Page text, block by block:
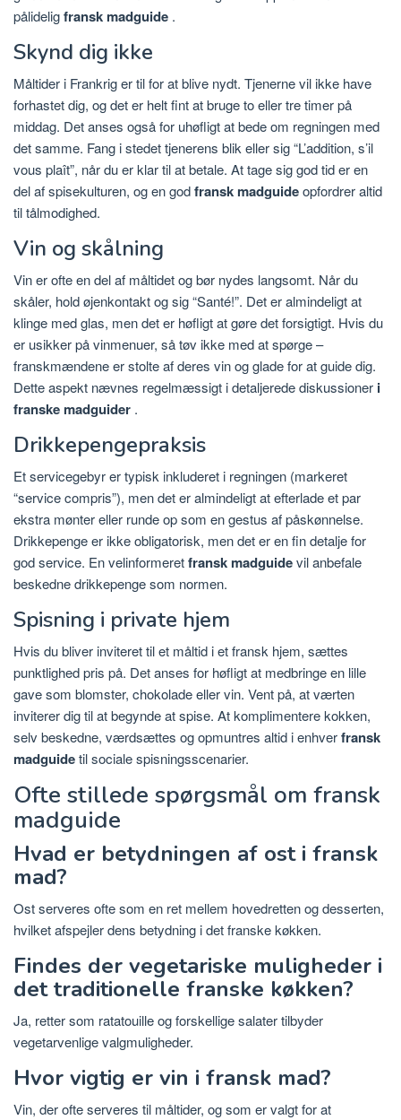
pålideligfransk madguide .
Skynd dig ikke
Måltider i Frankrig er til for at blive nydt. Tjenerne vil ikke have
forhastet dig, og det er helt fint at bruge to eller tre timer på
middag. Det anses også for uhøfligt at bede om regningen med
det samme. Fang i stedet tjenerens blik eller sig “L’addition, s’il
vous plaît”, når du er klar til at betale. At tage sig god tid er en
del af spisekulturen, og en godfransk madguideopfordrer altid
til tålmodighed.
Vin og skålning
Vin er ofte en del af måltidet og bør nydes langsomt. Når du
skåler, hold øjenkontakt og sig “Santé!”. Det er almindeligt at
klinge med glas, men det er høfligt at gøre det forsigtigt. Hvis du
er usikker på vinmenuer, så tøv ikke med at spørge –
franskmændene er stolte af deres vin og glade for at guide dig.
Dette aspekt nævnes regelmæssigt i detaljerede diskussioner i
franske madguider .
Drikkepengepraksis
Et servicegebyr er typisk inkluderet i regningen (markeret
“service compris”), men det er almindeligt at efterlade et par
ekstra mønter eller runde op som en gestus af påskønnelse.
Drikkepenge er ikke obligatorisk, men det er en fin detalje for
god service. En velinformeretfransk madguidevil anbefale
beskedne drikkepenge som normen.
Spisning i private hjem
Hvis du bliver inviteret til et måltid i et fransk hjem, sættes
punktlighed pris på. Det anses for høfligt at medbringe en lille
gave som blomster, chokolade eller vin. Vent på, at værten
inviterer dig til at begynde at spise. At komplimentere kokken,
selv beskedne, værdsættes og opmuntres altid i enhverfransk
madguidetil sociale spisningsscenarier.
Ofte stillede spørgsmål om fransk
madguide
Hvad er betydningen af ​​ost i fransk
mad?
Ost serveres ofte som en ret mellem hovedretten og desserten,
hvilket afspejler dens betydning i det franske køkken.
Findes der vegetariske muligheder i
det traditionelle franske køkken?
Ja, retter som ratatouille og forskellige salater tilbyder
vegetarvenlige valgmuligheder.
Hvor vigtig er vin i fransk mad?
Vin, der ofte serveres til måltider, og som er valgt for at